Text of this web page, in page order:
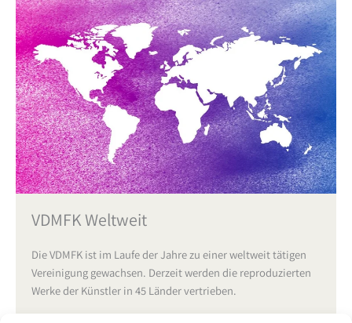
VDMFK Weltweit
Die VDMFK ist im Laufe der Jahre zu einer weltweit tätigen
Vereinigung gewachsen. Derzeit werden die reproduzierten
Werke der Künstler in 45 Länder vertrieben.